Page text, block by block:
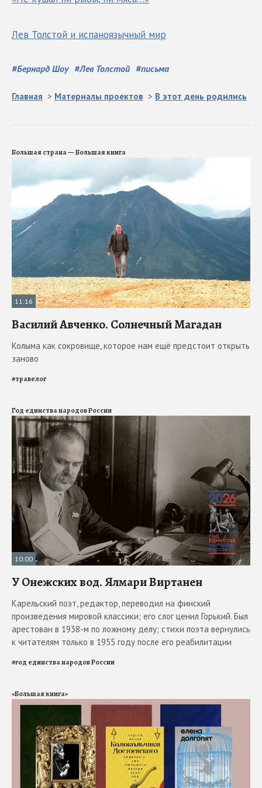
Лев Толстой и испаноязычный мир
#Бернард Шоу #Лев Толстой #письма
Главная > Материалы проектов > В этот день родились
Большая страна — Большая книга
11:16
Василий Авченко. Солнечный Магадан
Колыма как сокровище, которое нам ещё предстоит открыть
заново
#травелог
Год единства народов России
10:00
У Онежских вод. Ялмари Виртанен
Карельский поэт, редактор, переводил на финский
произведения мировой классики; его слог ценил Горький. Был
арестован в 1938-м по ложному делу; стихи поэта вернулись
к читателям только в 1955 году после его реабилитации
#год единства народов России
«Большая книга»